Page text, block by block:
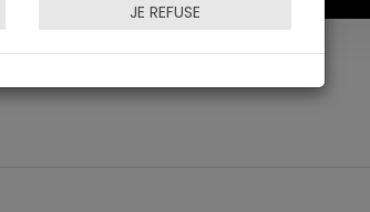
JE REFUSE